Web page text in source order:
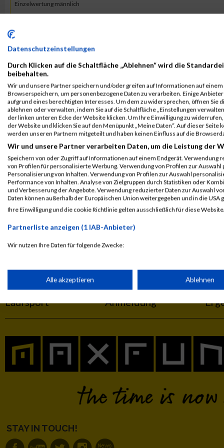
Einzelwertung männlich
Teamwertung männlich
Veranstaltung Stnr
First
Name
Last
Name
Jahr
B2Run Koblenz
Einzelwertung
8505 Yannick Schütz 0000
B2Run Koblenz
Einzelwertung
männlich
8505 Yannick Schütz 0000
B2Run Koblenz
Teamwertung männlich
8505 Yannick Schütz 0000
Teamwertung mixed
8505 Schütz
GPos = Geschlechter Position, KPos = Kategorie Position, TPos
Laufsport Anmeldung
STAY IN TOUCH!
Datenschutzeinstellungen
Durch Klicken auf die Schaltfläche „Ablehnen“ wird die
beibehalten.
Wir und unsere Partner speichern und/oder greifen auf Informationen auf
Browserspeichern, um personenbezogene Daten zu verarbeiten. Einige
aufgrund eines berechtigten Interesses. Um dem zu widersprechen, öffnen Sie
ablehnen oder verwalten, indem Sie auf die Schaltfläche „Einstellungen
der linken unteren Ecke der Website klicken. Um Ihre Einwilligung zu
der Website und klicken Sie auf den Menüpunkt „Meine Daten“. Auf dieser
werden unseren Partnern mitgeteilt und haben keinen Einfluss auf die
Wir und unsere Partner verarbeiten Daten, um die Leistung der
Speichern von oder Zugriff auf Informationen auf einem Endgerät. Verwendung
von Profilen für personalisierte Werbung. Verwendung von Profilen zur
Personalisierung von Inhalten. Verwendung von Profilen zur Auswahl
Performance von Inhalten. Analyse von Zielgruppen durch Statistiken oder
und Verbesserung der Angebote. Verwendung reduzierter Daten zur Auswahl
Daten können außerhalb der Europäischen Union weitergegeben und in die USA
Ihre Einwilligung und die cookie Richtlinie gelten ausschließlich für diese
Partnerliste anzeigen (1 IAB-Anbieter)
Wir nutzen Ihre Daten für folgende Zwecke:
Speichern von oder Zugriff auf Informationen auf einem
Verwendung reduzierter Daten zur Auswahl von
Verwendung von Profilen zur Auswahl personalisierter
Erstellung von Profilen zur Personalisierung von Inhalten
Verwendung von Profilen zur Auswahl personalisierter Inhalte
Alle akzeptieren Ablehnen